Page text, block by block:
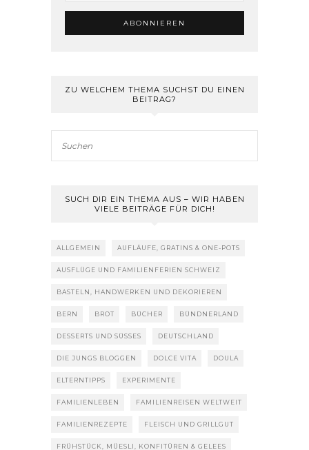
ZU WELCHEM THEMA SUCHST DU EINEN
BEITRAG?
SUCH DIR EIN THEMA AUS – WIR HABEN
VIELE BEITRÄGE FÜR DICH!
ALLGEMEIN AUFLÄUFE, GRATINS & ONE-POTS
AUSFLÜGE UND FAMILIENFERIEN SCHWEIZ
BASTELN, HANDWERKEN UND DEKORIEREN
BERN BROT BÜCHER BÜNDNERLAND
DESSERTS UND SÜSSES DEUTSCHLAND
DIE JUNGS BLOGGEN DOLCE VITA DOULA
ELTERNTIPPS EXPERIMENTE
FAMILIENLEBEN FAMILIENREISEN WELTWEIT
FAMILIENREZEPTE FLEISCH UND GRILLGUT
FRÜHSTÜCK, MÜESLI, KONFITÜREN & GELEES